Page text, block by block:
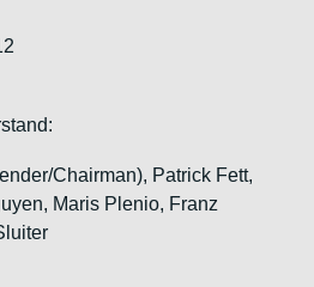
Chairman), Patrick Fett,
Maris Plenio, Franz